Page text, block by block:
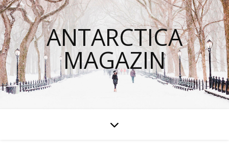
ANTARCTICA
MAGAZIN